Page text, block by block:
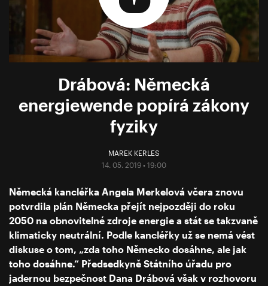
Drábová: Německá
energiewende popírá zákony
fyziky
MAREK KERLES
14. 05. 2019 • 19:00
Německá kancléřka Angela Merkelová včera znovu
potvrdila plán Německa přejít nejpozději do roku
2050 na obnovitelné zdroje energie a stát se takzvaně
klimaticky neutrální. Podle kancléřky už se nemá vést
diskuse o tom, „zda toho Německo dosáhne, ale jak
toho dosáhne.“ Předsedkyně Státního úřadu pro
jadernou bezpečnost Dana Drábová však v rozhovoru